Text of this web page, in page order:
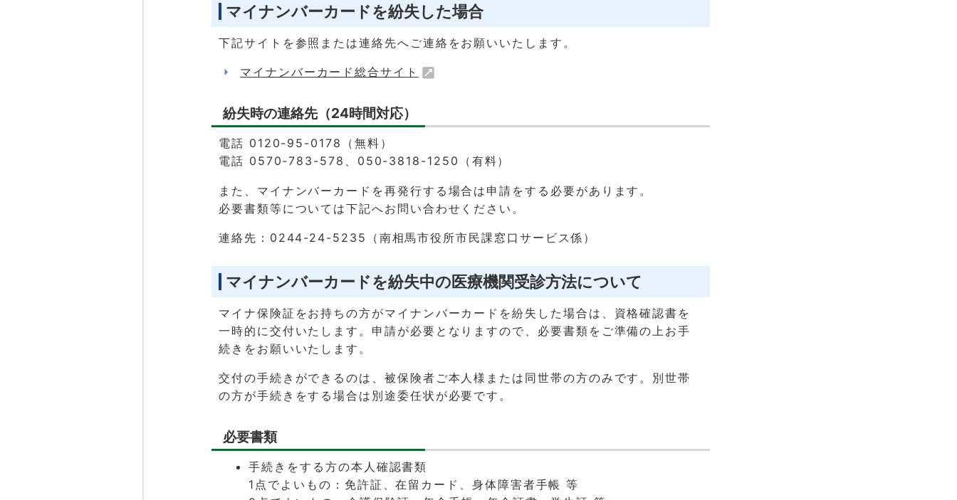
マイナンバーカードを紛失した場合
下記サイトを参照または連絡先へご連絡をお願いいたします。
マイナンバーカード総合サイト
紛失時の連絡先（24時間対応）
電話 0120-95-0178（無料）
電話 0570-783-578、050-3818-1250（有料）
また、マイナンバーカードを再発行する場合は申請をする必要があります。
必要書類等については下記へお問い合わせください。
連絡先：0244-24-5235（南相馬市役所市民課窓口サービス係）
マイナンバーカードを紛失中の医療機関受診方法について
マイナ保険証をお持ちの方がマイナンバーカードを紛失した場合は、資格確認書を
一時的に交付いたします。申請が必要となりますので、必要書類をご準備の上お手
続きをお願いいたします。
交付の手続きができるのは、被保険者ご本人様または同世帯の方のみです。別世帯
の方が手続きをする場合は別途委任状が必要です。
必要書類
手続きをする方の本人確認書類
1点でよいもの：免許証、在留カード、身体障害者手帳 等